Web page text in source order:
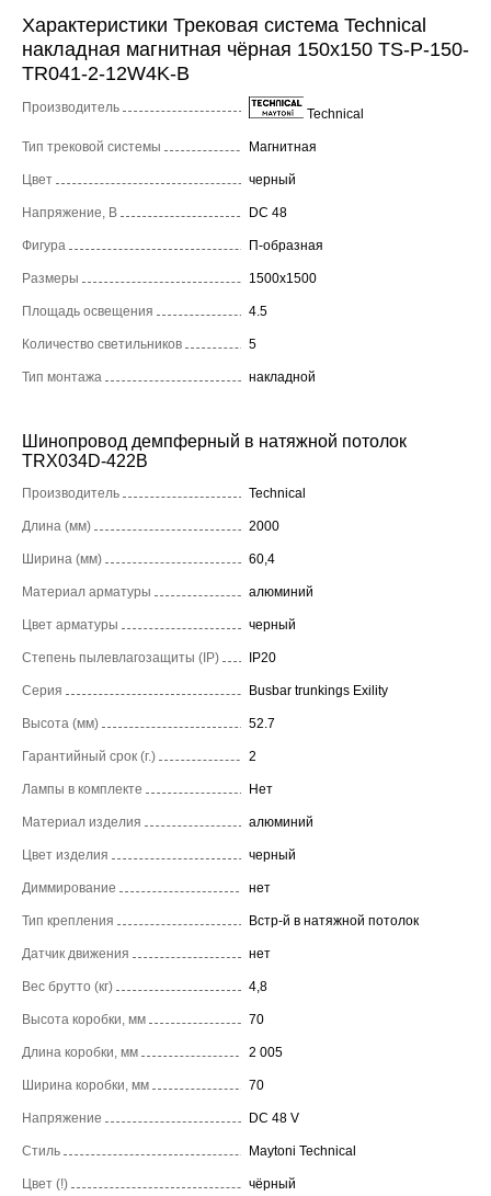
Характеристики Трековая система Technical
накладная магнитная чёрная 150x150 TS-P-150-
TR041-2-12W4K-B
Производитель Technical
Тип трековой системы Магнитная
Цвет черный
Напряжение, В DC 48
Фигура П-образная
Размеры 1500x1500
Площадь освещения 4.5
Количество светильников 5
Тип монтажа накладной
Шинопровод демпферный в натяжной потолок
TRX034D-422B
Производитель Technical
Длина (мм) 2000
Ширина (мм) 60,4
Материал арматуры алюминий
Цвет арматуры черный
Степень пылевлагозащиты (IP) IP20
Серия Busbar trunkings Exility
Высота (мм) 52.7
Гарантийный срок (г.) 2
Лампы в комплекте Нет
Материал изделия алюминий
Цвет изделия черный
Диммирование нет
Тип крепления Встр-й в натяжной потолок
Датчик движения нет
Вес брутто (кг) 4,8
Высота коробки, мм 70
Длина коробки, мм 2 005
Ширина коробки, мм 70
Напряжение DC 48 V
Стиль Maytoni Technical
Цвет (!) чёрный